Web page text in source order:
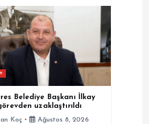
Belediye Başkanı İlkay
uzaklaştırıldı
Koç
Ağustos 8, 2026